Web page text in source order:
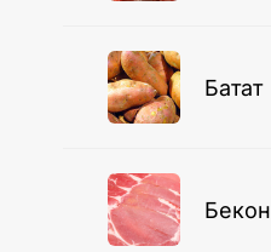
Батат
Бекон